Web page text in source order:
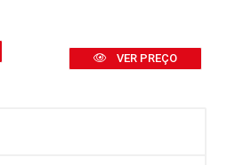
VER PREÇO